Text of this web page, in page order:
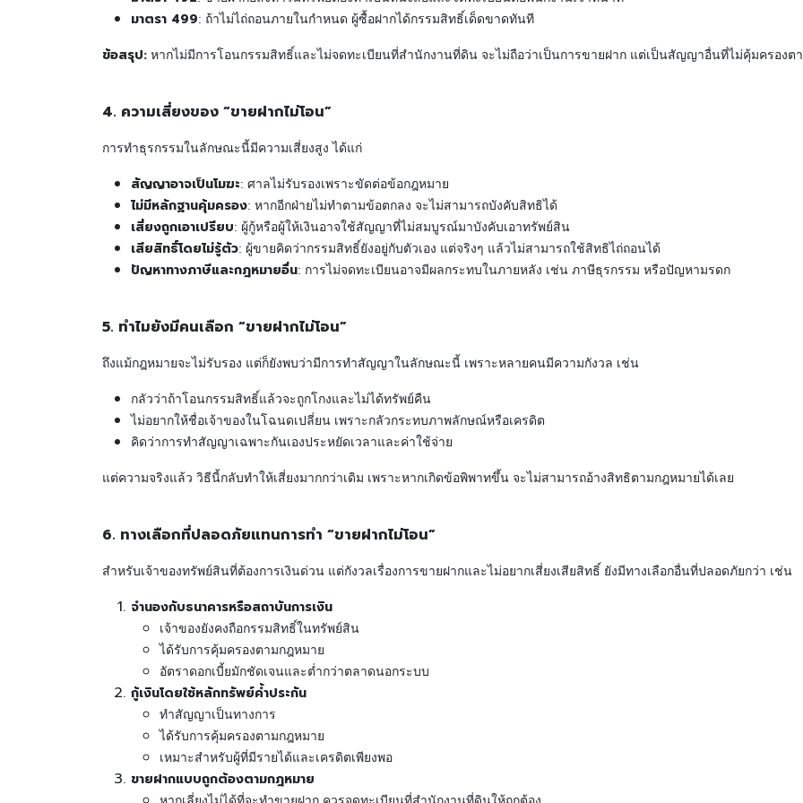
มาตรา 499: ถ้าไม่ไถ่ถอนภายในกำหนด ผู้ซื้อฝากได้กรรมสิทธิ์เด็ดขาดทันที
ข้อสรุป: หากไม่มีการโอนกรรมสิทธิ์และไม่จดทะเบียนที่สำนักงานที่ดิน จะไม่ถือว่าเป็นการขายฝาก แต่เป็นสัญญาอื่นที่ไม่คุ้มครองต
4. ความเสี่ยงของ “ขายฝากไม่โอน”
การทำธุรกรรมในลักษณะนี้มีความเสี่ยงสูง ได้แก่
สัญญาอาจเป็นโมฆะ: ศาลไม่รับรองเพราะขัดต่อข้อกฎหมาย
ไม่มีหลักฐานคุ้มครอง: หากอีกฝ่ายไม่ทำตามข้อตกลง จะไม่สามารถบังคับสิทธิได้
เสี่ยงถูกเอาเปรียบ: ผู้กู้หรือผู้ให้เงินอาจใช้สัญญาที่ไม่สมบูรณ์มาบังคับเอาทรัพย์สิน
เสียสิทธิ์โดยไม่รู้ตัว: ผู้ขายคิดว่ากรรมสิทธิ์ยังอยู่กับตัวเอง แต่จริงๆ แล้วไม่สามารถใช้สิทธิไถ่ถอนได้
ปัญหาทางภาษีและกฎหมายอื่น: การไม่จดทะเบียนอาจมีผลกระทบในภายหลัง เช่น ภาษีธุรกรรม หรือปัญหามรดก
5. ทำไมยังมีคนเลือก “ขายฝากไม่โอน”
ถึงแม้กฎหมายจะไม่รับรอง แต่ก็ยังพบว่ามีการทำสัญญาในลักษณะนี้ เพราะหลายคนมีความกังวล เช่น
กลัวว่าถ้าโอนกรรมสิทธิ์แล้วจะถูกโกงและไม่ได้ทรัพย์คืน
ไม่อยากให้ชื่อเจ้าของในโฉนดเปลี่ยน เพราะกลัวกระทบภาพลักษณ์หรือเครดิต
คิดว่าการทำสัญญาเฉพาะกันเองประหยัดเวลาและค่าใช้จ่าย
แต่ความจริงแล้ว วิธีนี้กลับทำให้เสี่ยงมากกว่าเดิม เพราะหากเกิดข้อพิพาทขึ้น จะไม่สามารถอ้างสิทธิตามกฎหมายได้เลย
6. ทางเลือกที่ปลอดภัยแทนการทำ “ขายฝากไม่โอน”
สำหรับเจ้าของทรัพย์สินที่ต้องการเงินด่วน แต่กังวลเรื่องการขายฝากและไม่อยากเสี่ยงเสียสิทธิ์ ยังมีทางเลือกอื่นที่ปลอดภัยกว่า เช่น
จำนองกับธนาคารหรือสถาบันการเงิน
เจ้าของยังคงถือกรรมสิทธิ์ในทรัพย์สิน
ได้รับการคุ้มครองตามกฎหมาย
อัตราดอกเบี้ยมักชัดเจนและต่ำกว่าตลาดนอกระบบ
กู้เงินโดยใช้หลักทรัพย์ค้ำประกัน
ทำสัญญาเป็นทางการ
ได้รับการคุ้มครองตามกฎหมาย
เหมาะสำหรับผู้ที่มีรายได้และเครดิตเพียงพอ
ขายฝากแบบถูกต้องตามกฎหมาย